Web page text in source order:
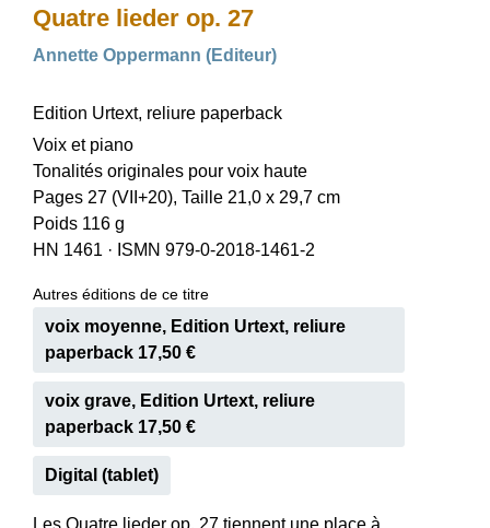
Quatre lieder op. 27
Annette Oppermann (Editeur)
Edition Urtext, reliure paperback
Voix et piano
Tonalités originales pour voix haute
Pages 27 (VII+20), Taille 21,0 x 29,7 cm
Poids 116 g
HN 1461 · ISMN 979-0-2018-1461-2
Autres éditions de ce titre
voix moyenne, Edition Urtext, reliure
paperback 17,50 €
voix grave, Edition Urtext, reliure
paperback 17,50 €
Digital (tablet)
Les Quatre lieder op. 27 tiennent une place à